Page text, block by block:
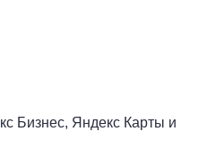
Бизнес, Яндекс Карты и